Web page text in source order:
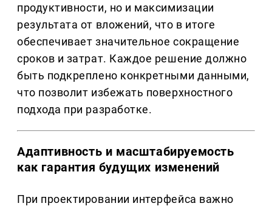
продуктивности, но и максимизации
результата от вложений, что в итоге
обеспечивает значительное сокращение
сроков и затрат. Каждое решение должно
быть подкреплено конкретными данными,
что позволит избежать поверхностного
подхода при разработке.
Адаптивность и масштабируемость
как гарантия будущих изменений
При проектировании интерфейса важно